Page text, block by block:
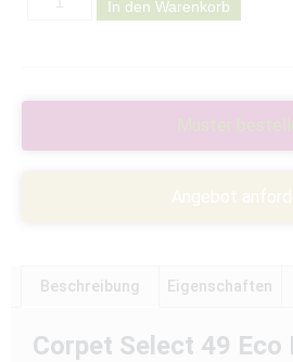
In den Warenkorb
Beschreibung Eigenschaften
Corpet Select 49 Eco